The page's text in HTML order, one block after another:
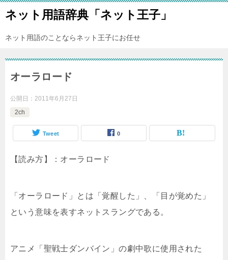
ネット用語辞典「ネット王子」
ネット用語のことならネット王子にお任せ
オーラロード
公開日： 2011年6月27日
2ch
Tweet 0
【読み方】：オーラロード
「オーラロード」とは「覚醒した」、「目が覚めた」
という意味を表すネットスラングである。
アニメ「聖戦士ダンバイン」の劇中歌に使用された